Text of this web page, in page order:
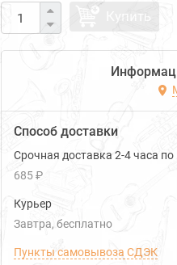
Купить
Способ доставки
Срочная доставка 2-4 часа
685 ₽
Курьер
Завтра
Бесплатно
Пункты самовывоза СДЭК